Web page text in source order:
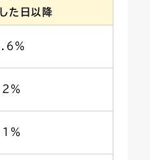
た日以降
％
％
％